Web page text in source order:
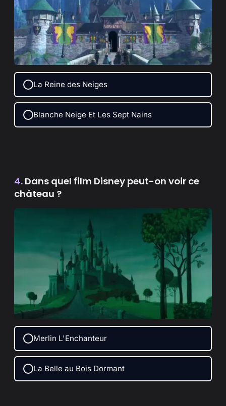
La Reine des Neiges
Blanche Neige Et Les Sept Nains
4. Dans quel film Disney peut-on voir ce
château ?
Merlin L'Enchanteur
La Belle au Bois Dormant